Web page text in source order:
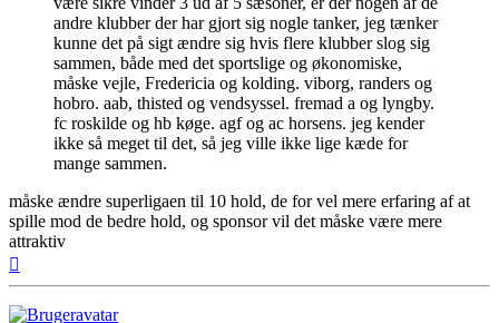
andre klubber der har gjort sig nogle tanker, jeg tænker
kunne det på sigt ændre sig hvis flere klubber slog sig
sammen, både med det sportslige og økonomiske,
måske vejle, Fredericia og kolding. viborg, randers og
hobro. aab, thisted og vendsyssel. fremad a og lyngby.
fc roskilde og hb køge. agf og ac horsens. jeg kender
ikke så meget til det, så jeg ville ikke lige kæde for
mange sammen.
måske ændre superligaen til 10 hold, de for vel mere erfaring af at
spille mod de bedre hold, og sponsor vil det måske være mere
attraktiv